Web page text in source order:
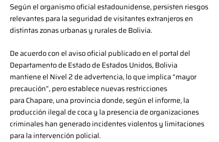
Según el organismo oficial estadounidense, persisten riesgos
relevantes para la seguridad de visitantes extranjeros en
distintas zonas urbanas y rurales de Bolivia.
De acuerdo con el aviso oficial publicado en el portal del
Departamento de Estado de Estados Unidos, Bolivia
mantiene el Nivel 2 de advertencia, lo que implica “mayor
precaución”, pero establece nuevas restricciones
para Chapare, una provincia donde, según el informe, la
producción ilegal de coca y la presencia de organizaciones
criminales han generado incidentes violentos y limitaciones
para la intervención policial.